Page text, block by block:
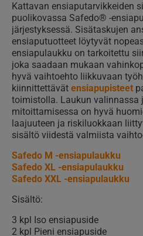
Kattavan ensiaputarvikkeiden
puolikovassa Safedo® -
järjestyksessä. Sisätaskujen
ensiaputuotteet löytyvät
ensiapulaukku on tarkoitettu
joka saadaan mukaan
hyvä vaihtoehto liikkuvaan
kiinnittettävät ensiapupisteet
toimistolla. Laukun valinnassa
mitoittamisessa on hyvä
laajuuteen ja riskiluokkaan
sisältö viidestä valmiista
Safedo M -ensiapulaukku
Safedo XL -ensiapulaukku
Safedo XXL -ensiapulaukku
Sisältö:
3 kpl Iso ensiapuside
2 kpl Pieni ensiapuside